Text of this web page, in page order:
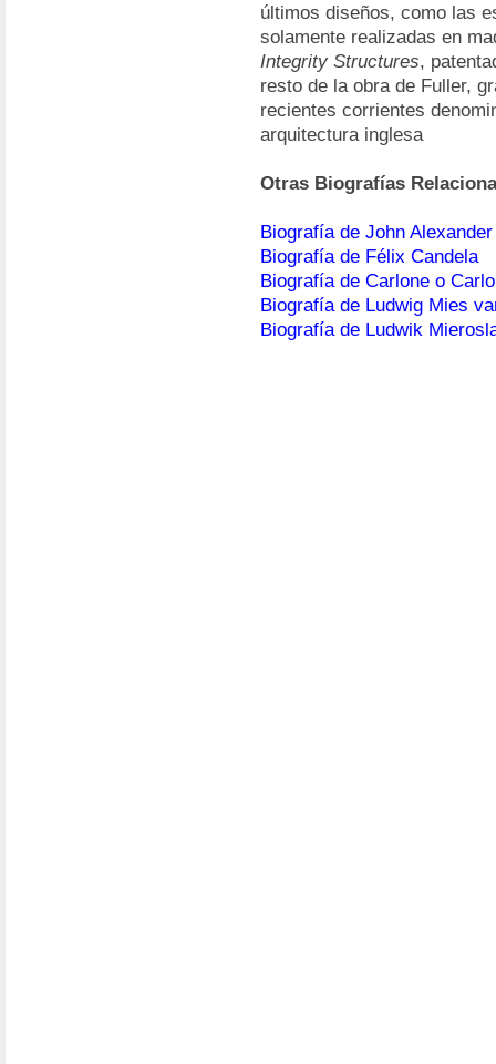
últimos diseños, como las
solamente realizadas en
Integrity Structures,
resto de la obra de Fuller,
recientes corrientes
arquitectura inglesa
Otras Biografías
Biografía de John
Biografía de Félix Candela
Biografía de Carlone o
Biografía de Ludwig Mies
Biografía de Ludwik